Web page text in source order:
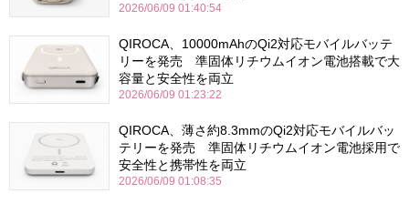
2026/06/09 01:40:54
QIROCA、10000mAhのQi2対応モバイルバッテ
リーを発売 準固体リチウムイオン電池搭載で大
容量と安全性を両立
2026/06/09 01:23:22
QIROCA、薄さ約8.3mmのQi2対応モバイルバッ
テリーを発売 準固体リチウムイオン電池採用で
安全性と携帯性を両立
2026/06/09 01:08:35